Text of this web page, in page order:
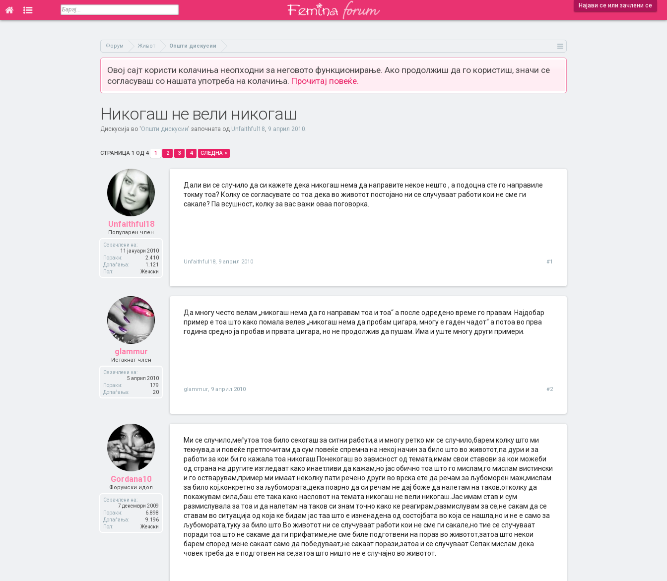
Најави се или зачлени се
Форум Живот Општи дискусии
Овој сајт користи колачиња неопходни за неговото функционирање. Ако продолжиш да го користиш, значи се
согласуваш со нашата употреба на колачиња. Прочитај повеќе.
Никогаш не вели никогаш
Дискусија во 'Општи дискусии' започната од Unfaithful18, 9 април 2010.
СТРАНИЦА 1 ОД 4 1 2 3 4 СЛЕДНА >
Unfaithful18
Популарен член
Се зачлени на:
11 јануари 2010
Пораки:
2.410
Допаѓања:
1.121
Пол:
Женски
Дали ви се случило да си кажете дека никогаш нема да направите некое нешто , а подоцна сте го направиле
токму тоа? Колку се согласувате со тоа дека во животот постојано ни се случуваат работи кои не сме ги
сакале? Па всушност, колку за вас важи оваа поговорка.
Unfaithful18, 9 април 2010 #1
glammur
Истакнат член
Се зачлени на:
5 април 2010
Пораки:
179
Допаѓања:
20
Да многу често велам „никогаш нема да го направам тоа и тоа“ а после одредено време го правам. Најдобар
пример е тоа што како помала велев „никогаш нема да пробам цигара, многу е гаден чадот“ а потоа во прва
година средно ја пробав и првата цигара, но не продолжив да пушам. Има и уште многу други примери.
glammur, 9 април 2010 #2
Gordana10
Форумски идол
Се зачлени на:
7 декември 2009
Пораки:
6.898
Допаѓања:
9.196
Пол:
Женски
Ми се случило,меѓутоа тоа било секогаш за ситни работи,а и многу ретко ми се случило,барем колку што ми
текнува,а и повеќе претпочитам да сум повеќе спремна на некој начин за било што во животот,па дури и за
работи за кои би го кажала тоа никогаш.Понекогаш во зависност од темата,имам свои ставови за кои можеби
од страна на другите изгледаат како инаетливи да кажам,но јас обично тоа што го мислам,го мислам вистински
и го остварувам,пример ми имаат неколку пати речено други во врска ете да речам за љубоморен маж,мислам
за било кој,конкретно за љубомората,дека поарно да си речам не дај боже да налетам на таков,отколку да
покажувам сила,баш ете така како насловот на темата никогаш не вели никогаш.Јас имам став и сум
размислувала за тоа и да налетам на таков си знам точно како ке реагирам,размислувам за се,не сакам да се
ставам во ситуација од која ке бидам јас таа што е изненадена од состојбата во која се нашла,но и не е само за
љубомората,туку за било што.Во животот ни се случуваат работи кои не сме ги сакале,но тие се случуваат
поради тоа што не сакаме да ги прифатиме,не сме биле подготвени на пораз во животот,затоа што некои
барем според мене сакаат само да победуваат,не сакаат порази,затоа и се случуваат.Сепак мислам дека
човек треба да е подготвен на се,затоа што ништо не е случајно во животот.